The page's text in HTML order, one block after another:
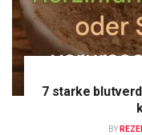
7 starke
BY